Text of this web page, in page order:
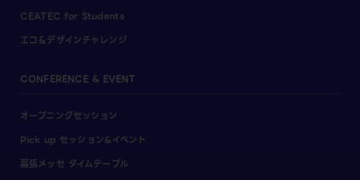
CEATEC for Students
エコ＆デザインチャレンジ
CONFERENCE & EVENT
オープニングセッション
Pick up セッション&イベント
幕張メッセ タイムテーブル